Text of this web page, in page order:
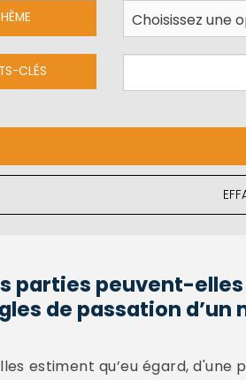
CLÉS
parties peuvent-
de passation d’un
estiment qu’eu égard,